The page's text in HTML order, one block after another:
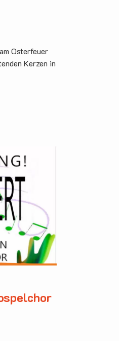
Osterfeuer
Kerzen in